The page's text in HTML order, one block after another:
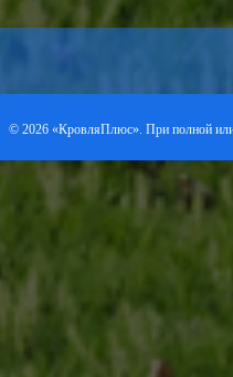
© 2026 «КровляПлюс». При полной или